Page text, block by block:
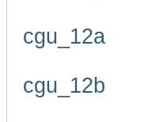
cgu_12a
cgu_12b